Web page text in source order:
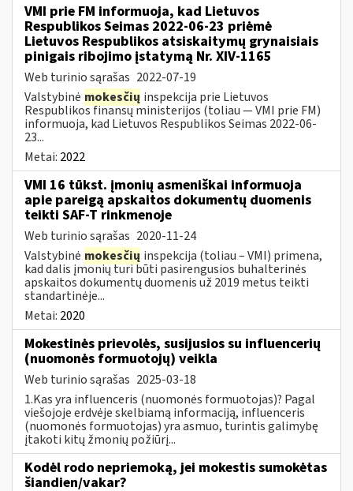
VMI prie FM informuoja, kad Lietuvos
Respublikos Seimas 2022-06-23 priėmė
Lietuvos Respublikos atsiskaitymų grynaisiais
pinigais ribojimo įstatymą Nr. XIV-1165
Web turinio sąrašas 2022-07-19
Valstybinė mokesčių inspekcija prie Lietuvos
Respublikos finansų ministerijos (toliau — VMI prie FM)
informuoja, kad Lietuvos Respublikos Seimas 2022-06-
23...
Metai: 2022
VMI 16 tūkst. įmonių asmeniškai informuoja
apie pareigą apskaitos dokumentų duomenis
teikti SAF-T rinkmenoje
Web turinio sąrašas 2020-11-24
Valstybinė mokesčių inspekcija (toliau – VMI) primena,
kad dalis įmonių turi būti pasirengusios buhalterinės
apskaitos dokumentų duomenis už 2019 metus teikti
standartinėje...
Metai: 2020
Mokestinės prievolės, susijusios su influencerių
(nuomonės formuotojų) veikla
Web turinio sąrašas 2025-03-18
1.Kas yra influenceris (nuomonės formuotojas)? Pagal
viešojoje erdvėje skelbiamą informaciją, influenceris
(nuomonės formuotojas) yra asmuo, turintis galimybę
įtakoti kitų žmonių požiūrį...
Kodėl rodo nepriemoką, jei mokestis sumokėtas
šiandien/vakar?